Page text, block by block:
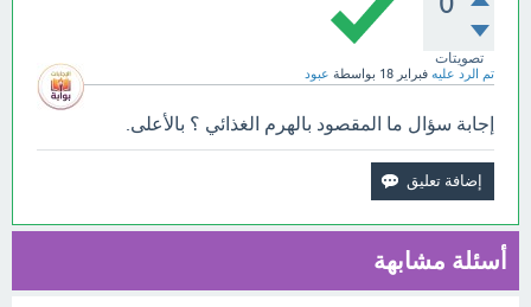
تصويتات
تم الرد عليه فبراير 18 بواسطة عبود
إجابة سؤال ما المقصود بالهرم الغذائي ؟ بالأعلى.
أسئلة مشابهة